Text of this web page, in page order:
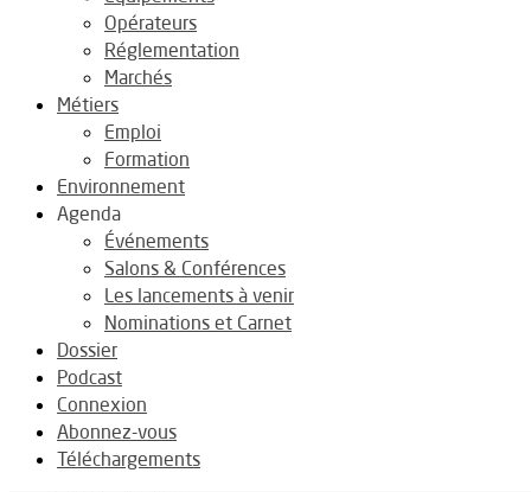
Opérateurs
Réglementation
Marchés
Métiers
Emploi
Formation
Environnement
Agenda
Événements
Salons & Conférences
Les lancements à venir
Nominations et Carnet
Dossier
Podcast
Connexion
Abonnez-vous
Téléchargements